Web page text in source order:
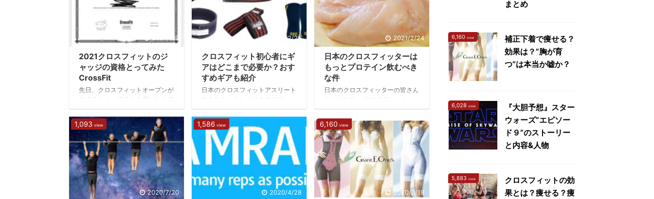
クロスフィットですが、ルーチン
化を防ぐメリットがあると同時
に、自分の成長や現在位置なんか
ます。 その為にクロスフィット
本部が提供しているのが、
Benchmark Workoutsというもの
です。これを定期的に行って成長
を記録することで自分がどれ ...
クスに所属しているクロスフィッ
ターの共通ワークアウトで順位を
競うものです。簡単に言えば学生
時代にあった運動能力テストみた
ター達にとっては日頃のトレーニ
ングの成果を発揮する場ですか
ら、参加する人は一様にドキドキ
して ...
いていきます。 クロスフィット
におけるバーピーのルールとは？
直立した状態（膝、腰が真っすぐ
になった状態）から、床に両手を
ついて足を伸ばして地面に胸を着
けます。そこから立って直立した
状態までもっていき少しだけジャ
ンプ（両足で）する。という ...
2021/3/9
2021クロスフィットのジ
ャッジの資格とってみた
CrossFit
先日、クロスフィットオープンが
始まるよ！ってことを書いたんで
すけど、そのときついでにジャッ
ジの資格も取ってみました。
2021年のクロスフィットオープ
ンが始まるよ【Crossfit
Open2021】 普段のクロスフィッ
トのワークアウトでは回数が指定
されています。 WOD1 3round
for time 10 ground to overhead
95/65 10 burpee jump over この
メニューだと95ポンド（男子の
2021/2/25
クロスフィット初心者にギ
アはどこまで必要か？おす
すめギアも紹介
日本のクロスフィットアスリート
のあなた、もしくはクロスフィッ
トを始めてみようかな…、という
人がこのブログにたどり着いてい
ることだと思います。 今日はク
ロスフィットにおいての「ギア」
の話をしていこうと思います。ク
ロスフィットは体験だけなら身軽
は服装と運動靴だけで大丈夫なん
うであれば最低限買っておくべき
ギアがあります。 それは「靴」
2021/2/24
日本のクロスフィッターは
もっとプロテイン飲むべき
な件
日本のクロスフィッターの皆さん
こんにちは。 クロスフィット、
ブログで検索すると結構な確率で
このブログが上がってくるから、
知り合いにも見つかることが増え
ました。クロスフィットの記事を
書こうにも僕自身ができない動き
も多いし、そもそもコーチでもな
いのでコツなんて分からないから
です。 今日は技術のことより
も、プロテインの話でもしようか
と思います。 皆さんはプロテイ
1,093 view
2020/7/20
1,586 view
2020/4/28
6,160 view
2020/3/19
まとめ
6,160 view
補正下着で痩せる？
効果は？”胸が育
つ”は本当か嘘か？
6,028 view
『大胆予想』スター
ウォーズ”エピソー
ド９”のストーリー
と内容&人物
5,883 view
クロスフィットの効
果とは？痩せる？痩